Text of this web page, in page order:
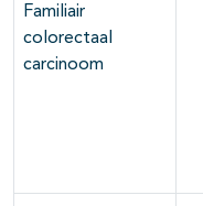
Familiair
colorectaal
carcinoom